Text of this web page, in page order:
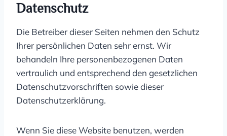
Datenschutz
Die Betreiber dieser Seiten nehmen den Schutz
Ihrer persönlichen Daten sehr ernst. Wir
behandeln Ihre personenbezogenen Daten
vertraulich und entsprechend den gesetzlichen
Datenschutzvorschriften sowie dieser
Datenschutzerklärung.
Wenn Sie diese Website benutzen, werden